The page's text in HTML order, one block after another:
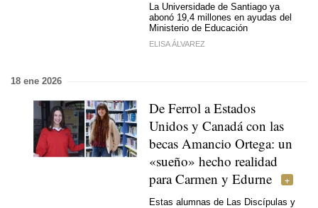
La Universidade de Santiago ya
abonó 19,4 millones en ayudas del
Ministerio de Educación
ELISA ÁLVAREZ
18 ene 2026
De Ferrol a Estados
Unidos y Canadá con las
becas Amancio Ortega: un
«sueño» hecho realidad
para Carmen y Edurne
Estas alumnas de Las Discípulas y